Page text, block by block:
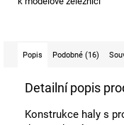
Popis Podobné (16)
Detailní popis
Konstrukce haly s